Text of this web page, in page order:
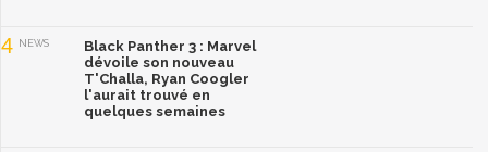
4 NEWS
Black Panther 3 : Marvel
dévoile son nouveau
T'Challa, Ryan Coogler
l'aurait trouvé en
quelques semaines